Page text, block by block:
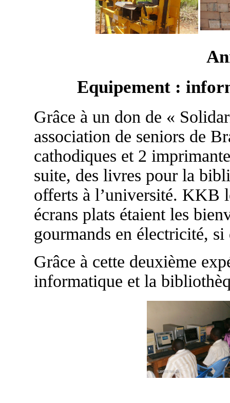
Equipement :
Grâce à un don de «
association de seniors de
cathodiques et 2
suite, des livres pour la
offerts à l’université. KKB
écrans plats étaient les
gourmands en électricité,
Grâce à cette deuxième
informatique et la